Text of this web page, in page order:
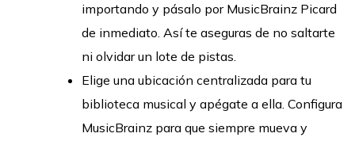
importando y pásalo por MusicBrainz Picard
de inmediato. Así te aseguras de no saltarte
ni olvidar un lote de pistas.
Elige una ubicación centralizada para tu
biblioteca musical y apégate a ella. Configura
MusicBrainz para que siempre mueva y